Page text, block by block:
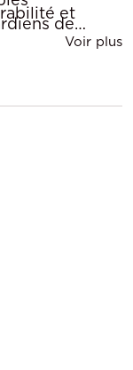
et
de
noir et
d'art pour
ou l'achat
pour allier
contribue
de vos
ne sont
aux
qui
Voir plus